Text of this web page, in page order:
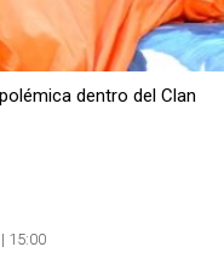
dentro del Clan
15:00